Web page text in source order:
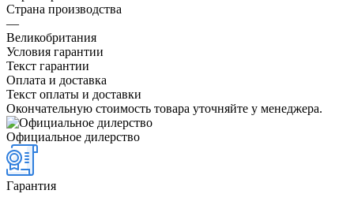
Страна производства
—
Великобритания
Условия гарантии
Текст гарантии
Оплата и доставка
Текст оплаты и доставки
Окончательную стоимость товара уточняйте у менеджера.
Официальное дилерство
Гарантия